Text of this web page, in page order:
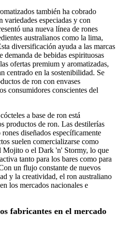
también ha cobrado
variedades especiadas y con
una nueva línea de rones
australianos como la lima,
diversificación ayuda a las marcas
demanda de bebidas espirituosas
ofertas premium y aromatizadas,
centrado en la sostenibilidad. Se
de ron con envases
consumidores conscientes del
a base de ron está
productos de ron. Las destilerías
diseñados específicamente
suelen comercializarse como
Mojito o el Dark 'n' Stormy, lo que
tanto para los bares como para
un flujo constante de nuevos
y la creatividad, el ron australiano
los mercados nacionales e
fabricantes en el mercado